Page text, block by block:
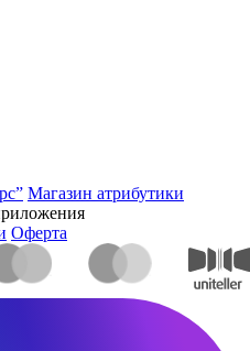
Магазин атрибутики
Оферта